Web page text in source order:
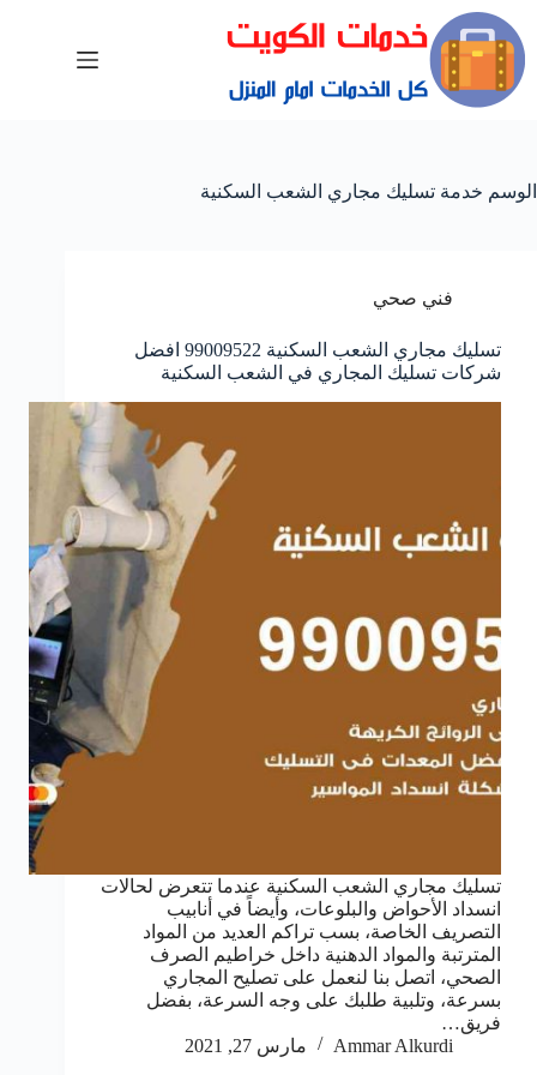
الوسم خدمة تسليك مجاري الشعب السكنية
فني صحي
تسليك مجاري الشعب السكنية 99009522 افضل
شركات تسليك المجاري في الشعب السكنية
تسليك مجاري الشعب السكنية عندما تتعرض لحالات
انسداد الأحواض والبلوعات، وأيضاً في أنابيب
التصريف الخاصة، بسب تراكم العديد من المواد
المترتبة والمواد الدهنية داخل خراطيم الصرف
الصحي، اتصل بنا لنعمل على تصليح المجاري
بسرعة، وتلبية طلبك على وجه السرعة، بفضل
فريق…
Ammar Alkurdi
مارس 27, 2021